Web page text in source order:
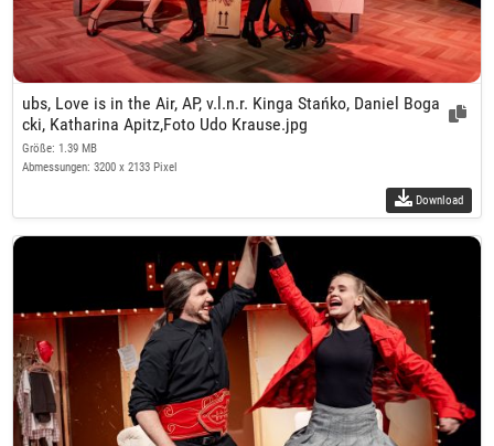
ubs, Love is in the Air, AP, v.l.n.r. Kinga Stańko, Daniel Boga
cki, Katharina Apitz,Foto Udo Krause.jpg
Größe: 1.39 MB
Abmessungen: 3200 x 2133 Pixel
Download